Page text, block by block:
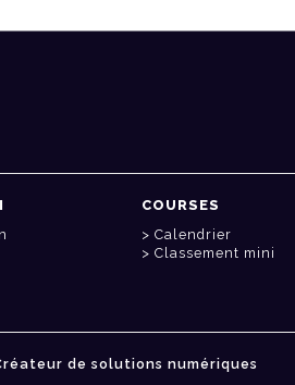
COURSES
Calendrier
Classement mini
de solutions numériques